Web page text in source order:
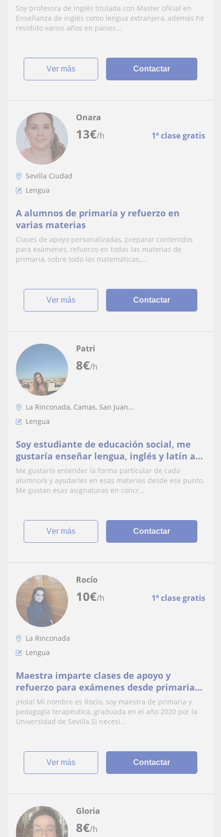
Soy profesora de inglés titulada con Master oficial en
Enseñanza de inglés como lengua extranjera, además he
residido varios años en paises...
ver más Contactar
13€/h 1ª clase gratis
Onara
Sevilla Ciudad
Lengua
A alumnos de primaria y refuerzo en
varias materias
Clases de apoyo personalizadas, preparar contenidos
para exámenes, refuerzo en todas las materias de
primaria, sobre todo las matemáticas,...
ver más Contactar
8€/h
Patri
La Rinconada, Camas, San Juan...
Lengua
Soy estudiante de educación social, me
gustaría enseñar lengua, inglés y latín a
niños/as de primaria y secundaria.
Me gustaría entender la forma particular de cada
alumno/a y ayudarles en esas materias desde ese punto.
Me gustan esas asignaturas en concr...
ver más Contactar
10€/h 1ª clase gratis
Rocío
La Rinconada
Lengua
Maestra imparte clases de apoyo y
refuerzo para exámenes desde primaria
hasta secundaria (incluso asignaturas de
ciencias)
¡Hola! Mi nombre es Rocío, soy maestra de primaria y
pedagogía terapéutica, graduada en el año 2020 por la
Universidad de Sevilla.Si necesi...
ver más Contactar
8€/h
Gloria